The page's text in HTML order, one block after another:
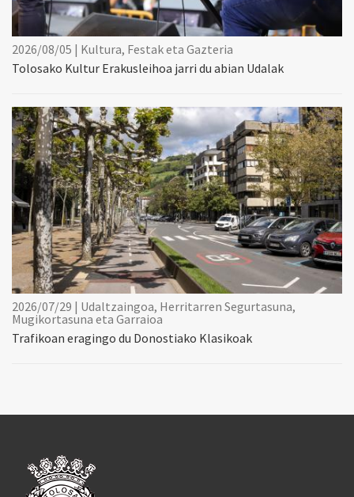
2026/08/05 | Kultura, Festak eta Gazteria
Tolosako Kultur Erakusleihoa jarri du abian Udalak
2026/07/29 | Udaltzaingoa, Herritarren Segurtasuna,
Mugikortasuna eta Garraioa
Trafikoan eragingo du Donostiako Klasikoak